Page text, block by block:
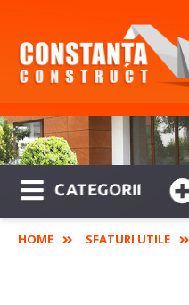
CATEGORII
HOME SFATURI UTILE